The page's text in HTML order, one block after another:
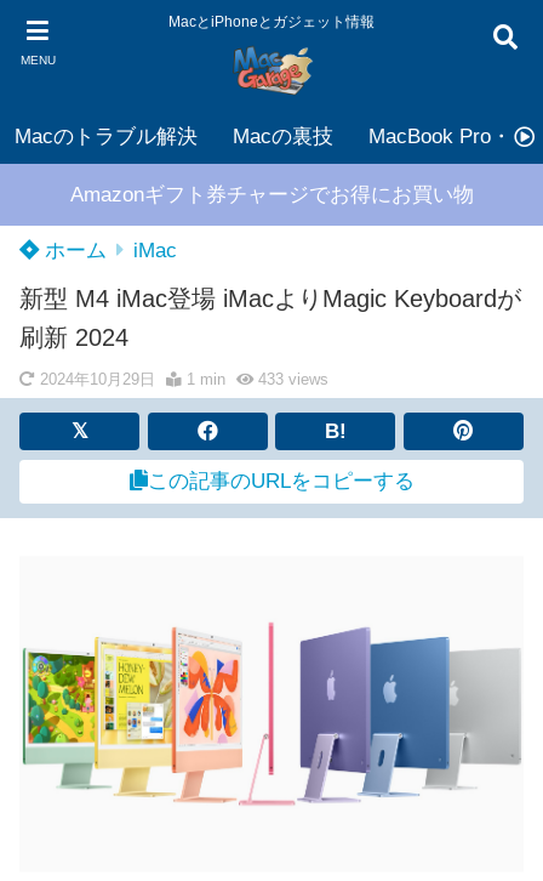
MENU
MacとiPhoneとガジェット情報
Macのトラブル解決 Macの裏技 MacBook Pro・Air
Amazonギフト券チャージでお得にお買い物
ホーム iMac
新型 M4 iMac登場 iMacよりMagic Keyboardが
刷新 2024
2024年10月29日 1 min 433views
B!
この記事のURLをコピーする